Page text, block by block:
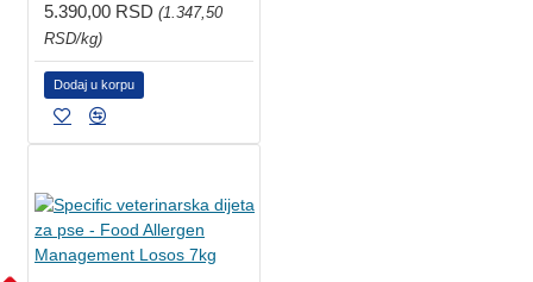
5.390,00 RSD (1.347,50
RSD/kg)
Dodaj u korpu